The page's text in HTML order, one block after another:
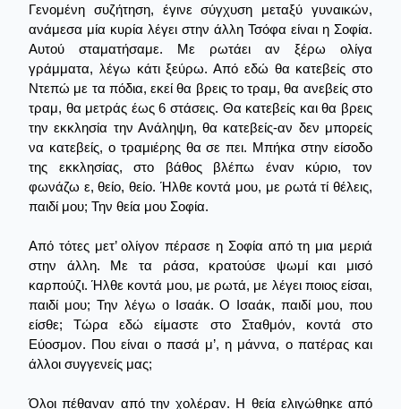
Γενομένη συζήτηση, έγινε σύγχυση μεταξύ γυναικών,
ανάμεσα μία κυρία λέγει στην άλλη Τσόφα είναι η Σοφία.
Αυτού σταματήσαμε. Με ρωτάει αν ξέρω ολίγα
γράμματα, λέγω κάτι ξεύρω. Από εδώ θα κατεβείς στο
Ντεπώ με τα πόδια, εκεί θα βρεις το τραμ, θα ανεβείς στο
τραμ, θα μετράς έως 6 στάσεις. Θα κατεβείς και θα βρεις
την εκκλησία την Ανάληψη, θα κατεβείς-αν δεν μπορείς
να κατεβείς, ο τραμιέρης θα σε πει. Μπήκα στην είσοδο
της εκκλησίας, στο βάθος βλέπω έναν κύριο, τον
φωνάζω ε, θείο, θείο. Ήλθε κοντά μου, με ρωτά τί θέλεις,
παιδί μου; Την θεία μου Σοφία.
Από τότες μετ’ ολίγον πέρασε η Σοφία από τη μια μεριά
στην άλλη. Με τα ράσα, κρατούσε ψωμί και μισό
καρπούζι. Ήλθε κοντά μου, με ρωτά, με λέγει ποιος είσαι,
παιδί μου; Την λέγω ο Ισαάκ. Ο Ισαάκ, παιδί μου, που
είσθε; Τώρα εδώ είμαστε στο Σταθμόν, κοντά στο
Εύοσμον. Που είναι ο πασά μ’, η μάννα, ο πατέρας και
άλλοι συγγενείς μας;
Όλοι πέθαναν από την χολέραν. Η θεία ελιγώθηκε από